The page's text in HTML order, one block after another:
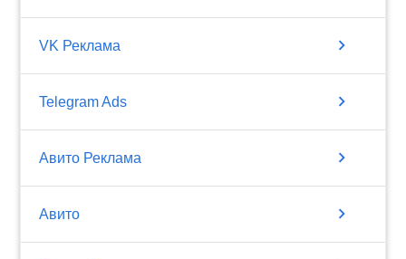
VK Реклама chevron_right
Telegram Ads chevron_right
Авито Реклама chevron_right
Авито chevron_right